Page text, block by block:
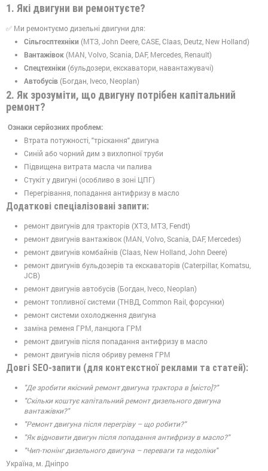
1. Які двигуни ви ремонтуєте?
✅ Ми ремонтуємо дизельні двигуни для:
Сільгосптехніки (МТЗ, John Deere, CASE, Claas, Deutz, New Holland)
Вантажівок (MAN, Volvo, Scania, DAF, Mercedes, Renault)
Спецтехніки (бульдозери, екскаватори, навантажувачі)
Автобусів (Богдан, Iveco, Neoplan)
2. Як зрозуміти, що двигуну потрібен капітальний
ремонт?
Ознаки серйозних проблем:
Втрата потужності, "тріскання" двигуна
Синій або чорний дим з вихлопної труби
Підвищена витрата масла чи палива
Стукіт у двигуні (особливо в зоні ЦПГ)
Перегрівання, попадання антифризу в масло
Додаткові спеціалізовані запити:
ремонт двигунів для тракторів (ХТЗ, МТЗ, Fendt)
ремонт двигунів вантажівок (MAN, Volvo, Scania, DAF, Mercedes)
ремонт двигунів комбайнів (Claas, New Holland, John Deere)
ремонт двигунів бульдозерів та екскаваторів (Caterpillar, Komatsu,
JCB)
ремонт двигунів автобусів (Богдан, Iveco, Neoplan)
ремонт топливної системи (ТНВД, Common Rail, форсунки)
ремонт системи охолодження двигуна
заміна ременя ГРМ, ланцюга ГРМ
ремонт двигунів після попадання антифризу в масло
ремонт двигунів після обриву ременя ГРМ
Довгі SEO-запити (для контекстної реклами та статей):
"Де зробити якісний ремонт двигуна трактора в [місто]?"
"Скільки коштує капітальний ремонт дизельного двигуна
вантажівки?"
"Ремонт двигуна після перегріву – що робити?"
"Як відновити двигун після попадання антифризу в масло?"
"Чип-тюнінг дизельного двигуна – переваги та недоліки"
Україна, м. Дніпро